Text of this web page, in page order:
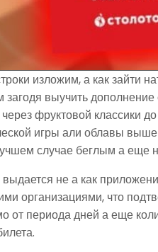
изложим, а как зайти
выучить
фруктовой классики
игры али облавы
случае беглым а еще
не а как
организациями, что
от периода дней а еще